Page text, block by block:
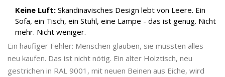
Keine Luft: Skandinavisches Design lebt von Leere. Ein
Sofa, ein Tisch, ein Stuhl, eine Lampe - das ist genug. Nicht
mehr. Nicht weniger.
Ein häufiger Fehler: Menschen glauben, sie müssten alles
neu kaufen. Das ist nicht nötig. Ein alter Holztisch, neu
gestrichen in RAL 9001, mit neuen Beinen aus Eiche, wird